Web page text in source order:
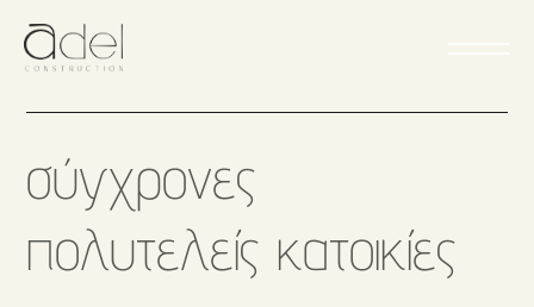
σύγχρονες
πολυτελείς κατοικίες